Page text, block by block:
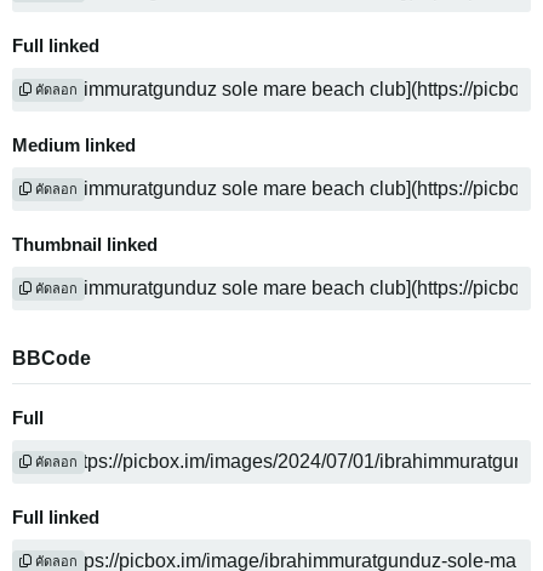
Full linked
คัดลอก
Medium linked
คัดลอก
Thumbnail linked
คัดลอก
BBCode
Full
คัดลอก
Full linked
คัดลอก